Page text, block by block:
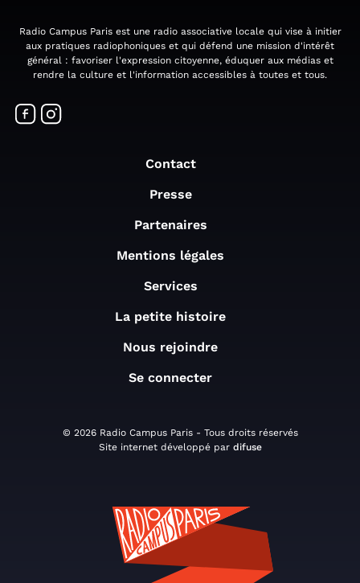
Radio Campus Paris est une radio associative locale qui vise à initier
aux pratiques radiophoniques et qui défend une mission d'intérêt
général : favoriser l'expression citoyenne, éduquer aux médias et
rendre la culture et l'information accessibles à toutes et tous.
Contact
Presse
Partenaires
Mentions légales
Services
La petite histoire
Nous rejoindre
Se connecter
© 2026 Radio Campus Paris - Tous droits réservés
Site internet développé par difuse